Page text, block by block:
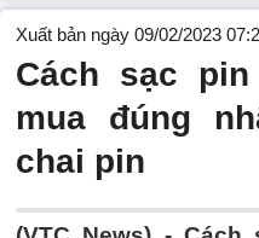
Xuất bản ngày 09/02/2023
Cách sạc
mua đúng
chai pin